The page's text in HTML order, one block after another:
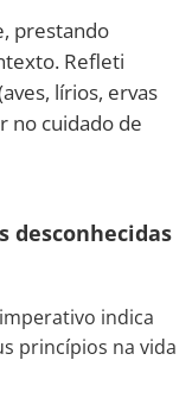
prestando
Refleti
lírios, ervas
no cuidado de
desconhecidas
indica
princípios na vida